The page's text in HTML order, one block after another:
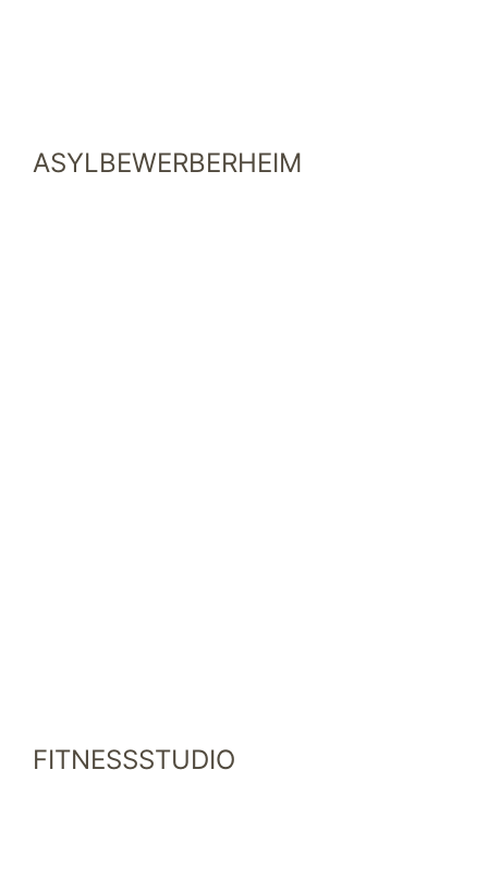
ASYLBEWERBERHEIM
FITNESSSTUDIO